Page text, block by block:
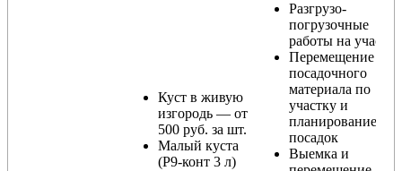
Куст в живую
изгородь — от
500 руб. за шт.
Малый куста
(Р9-конт 3 л)
Разгрузо-
погрузочные
работы на участке
Перемещение
посадочного
материала по
участку и
планирование
посадок
Выемка и